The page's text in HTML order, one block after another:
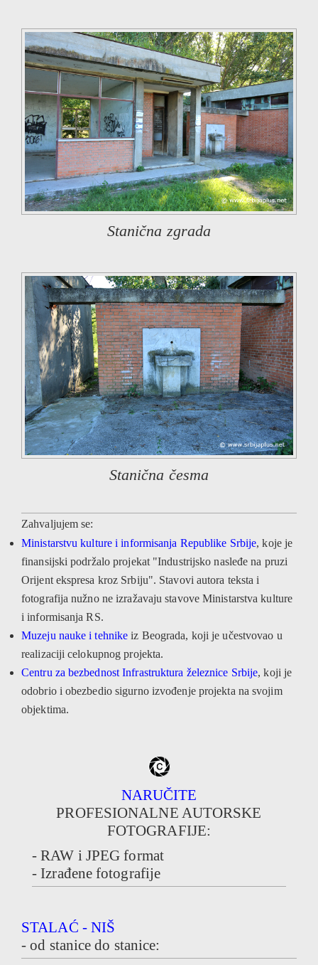
Stanična zgrada
Stanična česma
Zahvaljujem se:
Ministarstvu kulture i informisanja Republike Srbije, koje je
finansijski podržalo projekat "Industrijsko nasleđe na pruzi
Orijent ekspresa kroz Srbiju". Stavovi autora teksta i
fotografija nužno ne izražavaju stavove Ministarstva kulture
i informisanja RS.
Muzeju nauke i tehnike iz Beograda, koji je učestvovao u
realizaciji celokupnog projekta.
Centru za bezbednost Infrastruktura železnice Srbije, koji je
odobrio i obezbedio sigurno izvođenje projekta na svojim
objektima.
NARUČITE
PROFESIONALNE AUTORSKE
FOTOGRAFIJE:
- RAW i JPEG format
- Izrađene fotografije
STALAĆ - NIŠ
- od stanice do stanice: